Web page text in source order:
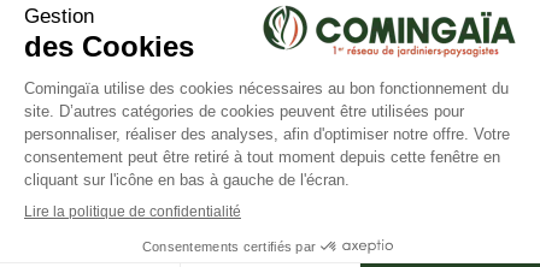
THONON LES BAINS Besoin d'aide ? ×